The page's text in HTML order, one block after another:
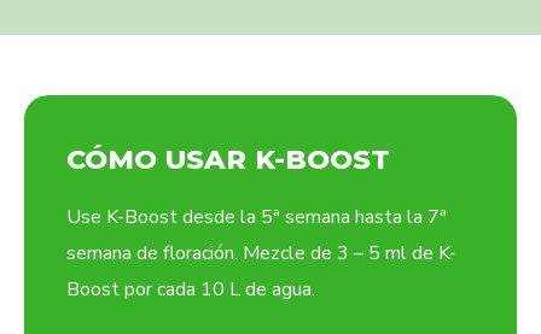
CÓMO USAR K-BOOST
Use K-Boost desde la 5ª semana hasta la 7ª
semana de floración. Mezcle de 3 – 5 ml de K-
Boost por cada 10 L de agua.